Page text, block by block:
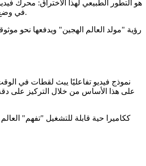
أو مصمم رسوم متحركة أو كاتبًا أو ممثلًا صوتيًا أو راويًا للعلامة التجارية تتطلع إلى شحن سير عملك، فإن Odyssey 2 Pro في وضع يسمح له بأن يصبح أداتك الإبداعية الأساسية.